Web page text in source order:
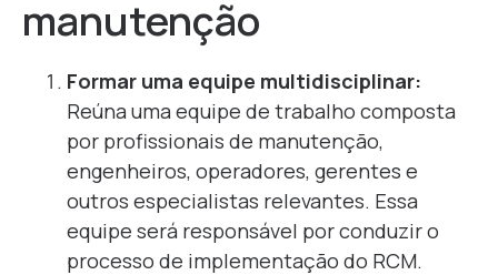
manutenção
Formar uma equipe multidisciplinar:
Reúna uma equipe de trabalho composta
por profissionais de manutenção,
engenheiros, operadores, gerentes e
outros especialistas relevantes. Essa
equipe será responsável por conduzir o
processo de implementação do RCM.